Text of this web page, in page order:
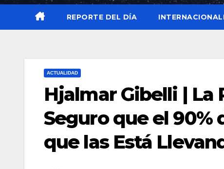
REPORTE DEL DÍA
ACTUALIDAD
Hjalmar Gibelli | La
Seguro que el 90%
que las Está